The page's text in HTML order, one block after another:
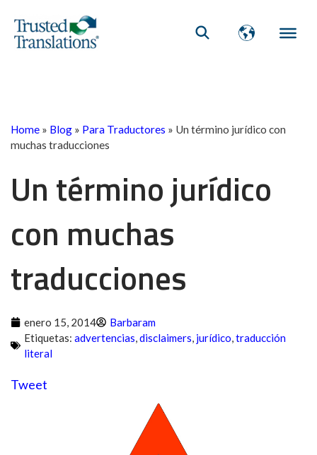
Home » Blog » Para Traductores » Un término jurídico con
muchas traducciones
Un término jurídico
con muchas
traducciones
enero 15, 2014
Barbaram
Etiquetas: advertencias,disclaimers, jurídico,traducción
literal
Tweet